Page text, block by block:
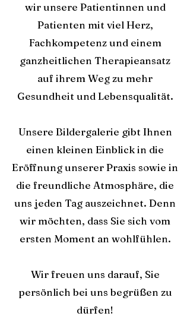
wir unsere Patientinnen und
Patienten mit viel Herz,
Fachkompetenz und einem
ganzheitlichen Therapieansatz
auf ihrem Weg zu mehr
Gesundheit und Lebensqualität.
Unsere Bildergalerie gibt Ihnen
einen kleinen Einblick in die
Eröffnung unserer Praxis sowie in
die freundliche Atmosphäre, die
uns jeden Tag auszeichnet. Denn
wir möchten, dass Sie sich vom
ersten Moment an wohlfühlen.
Wir freuen uns darauf, Sie
persönlich bei uns begrüßen zu
dürfen!